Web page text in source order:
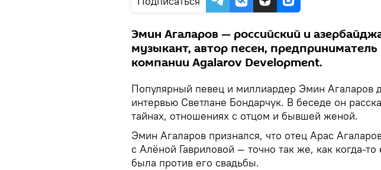
Эмин Агаларов — российский и
музыкант, автор песен, предприниматель
компании Agalarov Development.
Популярный певец и миллиардер Эмин Агаларов
интервью Светлане Бондарчук. В беседе он
тайнах, отношениях с отцом и бывшей женой.
Эмин Агаларов признался, что отец Арас
с Алёной Гавриловой — точно так же, как когда-то
была против его свадьбы.